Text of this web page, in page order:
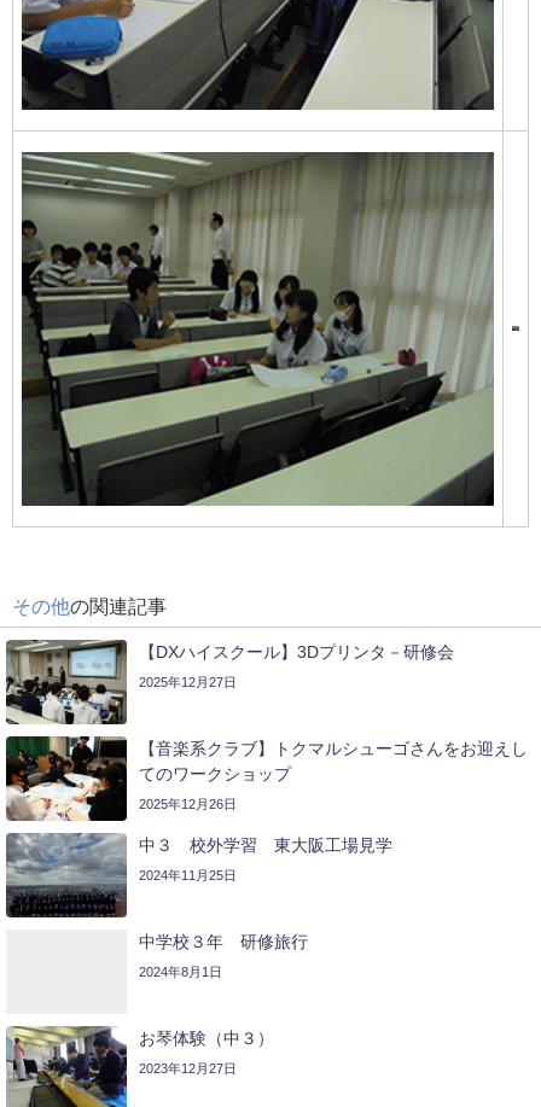
その他の関連記事
【DXハイスクール】3Dプリンタ－研修会
2025年12月27日
【音楽系クラブ】トクマルシューゴさんをお迎えし
てのワークショップ
2025年12月26日
中３ 校外学習 東大阪工場見学
2024年11月25日
中学校３年 研修旅行
2024年8月1日
お琴体験（中３）
2023年12月27日